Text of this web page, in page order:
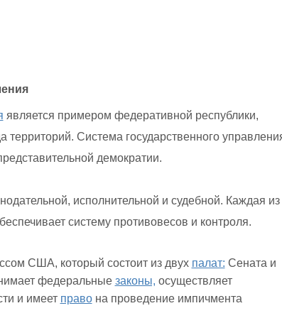
является примером федеративной республики,
территорий. Система государственного
демократии.
исполнительной и судебной. Каждая из
систему противовесов и контроля.
США, который состоит из двух палат: Сената и
федеральные законы, осуществляет
и имеет правона проведение импичмента